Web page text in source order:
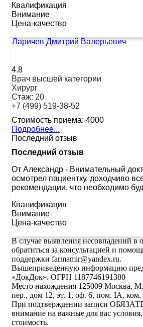
Квалификация
Внимание
Цена-качество
Ларичев Дмитрий Валерьевич
4.8
Врач высшей категории
Хирург
Стаж: 20
+7 (499) 519-38-52
Стоимость приема: 4000
Подробнее...
Последний отзыв
Последний отзыв
От Александр - Внимательный
осмотрел пациентку, доходчиво
рекомендации, что необходимо
Квалификация
Внимание
Цена-качество
В случае выявления несовпадений в
обратиться за консультацией и
поддержки farmamir@yandex.ru.
Вышеприведенную информацию
«ДокДок». ОГРН 1187746191380
Место нахождения 125009 Москва,
пер., дом 12, эт. 1, оф. 6, пом. IA, ком.
При подтверждении записи
внимание на важные для вас
стоимость.